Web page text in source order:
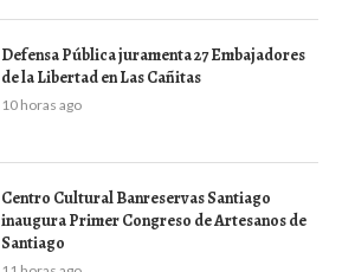
Defensa Pública juramenta 27 Embajadores
de la Libertad en Las Cañitas
10 horas ago
Centro Cultural Banreservas Santiago
inaugura Primer Congreso de Artesanos de
Santiago